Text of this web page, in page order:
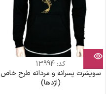
کد:13994
سویشرت پسرانه و مردانه طرح خاص
(اژدها)